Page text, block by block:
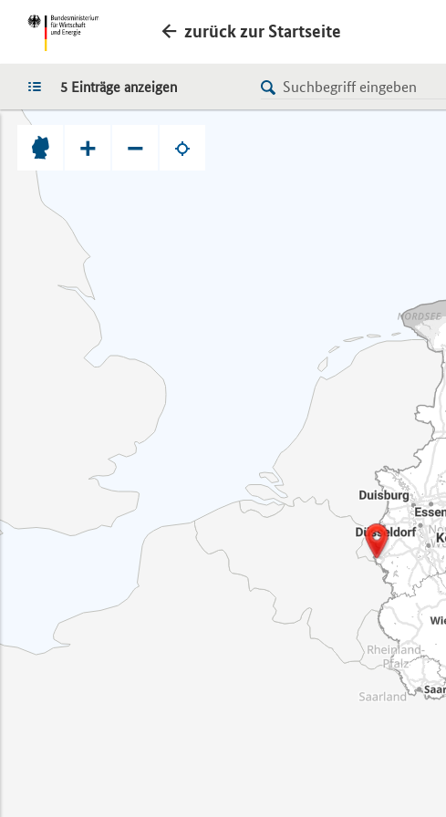
zurück zur Startseite
LISTE
5 Einträge anzeigen
+ −